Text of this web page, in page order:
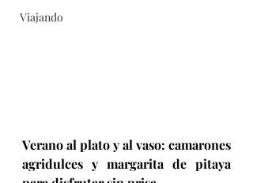
Viajando
Verano al plato y al vaso: camarones
agridulces y margarita de pitaya